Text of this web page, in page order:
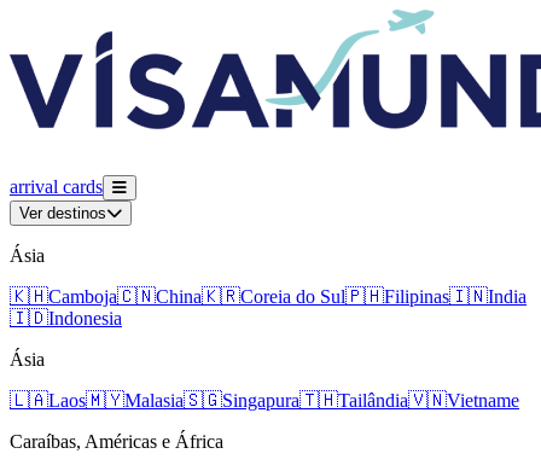
arrival cards
Ver destinos
Ásia
🇰🇭Camboja🇨🇳China🇰🇷Coreia do Sul🇵🇭Filipinas🇮🇳India
🇮🇩Indonesia
Ásia
🇱🇦Laos🇲🇾Malasia🇸🇬Singapura🇹🇭Tailândia🇻🇳Vietname
Caraíbas, Américas e África